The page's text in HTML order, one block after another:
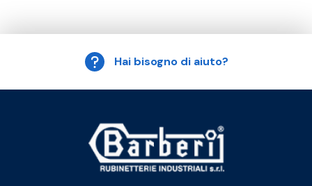
Hai bisogno di aiuto?